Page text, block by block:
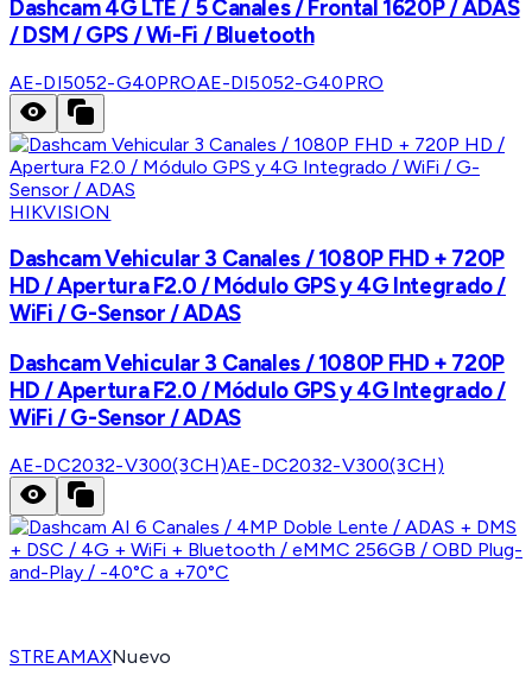
Dashcam 4G LTE / 5 Canales / Frontal 1620P / ADAS
/ DSM / GPS / Wi-Fi / Bluetooth
AE-DI5052-G40PROAE-DI5052-G40PRO
HIKVISION
Dashcam Vehicular 3 Canales / 1080P FHD + 720P
HD / Apertura F2.0 / Módulo GPS y 4G Integrado /
WiFi / G-Sensor / ADAS
Dashcam Vehicular 3 Canales / 1080P FHD + 720P
HD / Apertura F2.0 / Módulo GPS y 4G Integrado /
WiFi / G-Sensor / ADAS
AE-DC2032-V300(3CH)AE-DC2032-V300(3CH)
STREAMAXNuevo